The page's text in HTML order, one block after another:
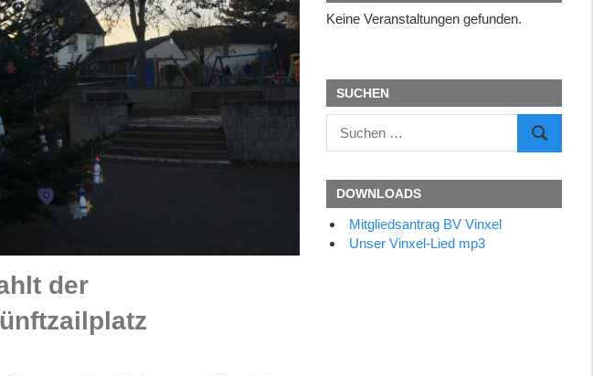
der
Keine Veranstaltungen gefunden.
SUCHEN
nach:
SUCHEN
DOWNLOADS
Mitgliedsantrag BV Vinxel
Unser Vinxel-Lied mp3